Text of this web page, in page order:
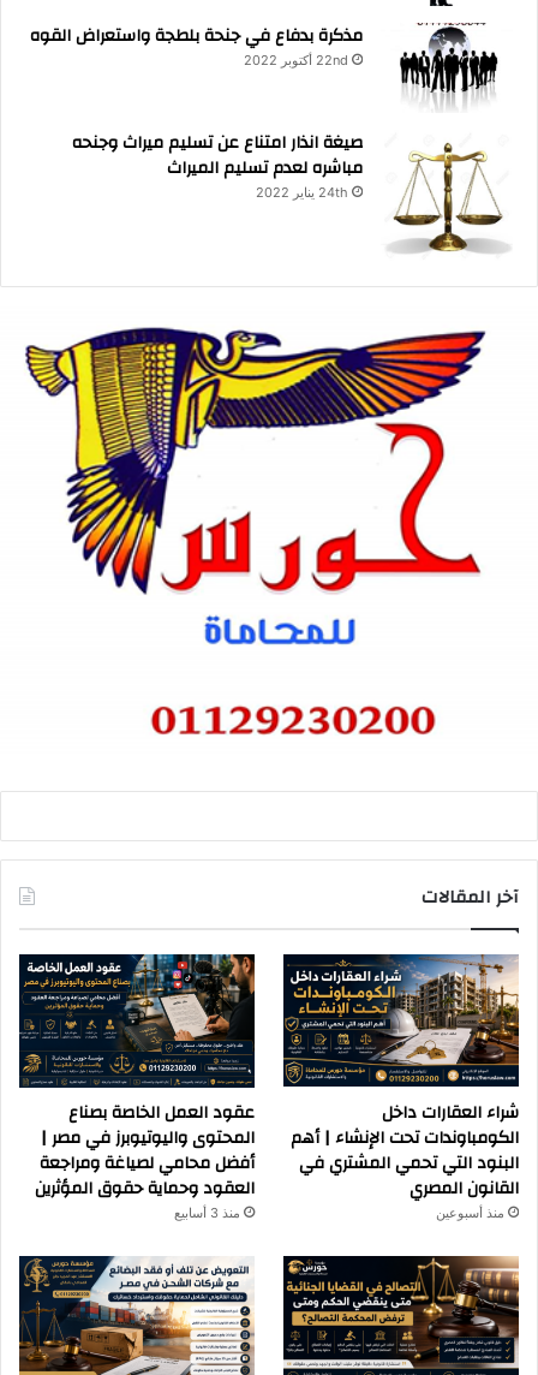
مذكرة بدفاع في جنحة بلطجة واستعراض القوه
22nd أكتوبر 2022
صيغة انذار امتناع عن تسليم ميراث وجنحه
مباشره لعدم تسليم الميراث
24th يناير 2022
آخر المقالات
شراء العقارات داخل
الكومباوندات تحت الإنشاء | أهم
البنود التي تحمي المشتري في
القانون المصري
منذ أسبوعين
عقود العمل الخاصة بصناع
المحتوى واليوتيوبرز في مصر |
أفضل محامي لصياغة ومراجعة
العقود وحماية حقوق المؤثرين
منذ 3 أسابيع